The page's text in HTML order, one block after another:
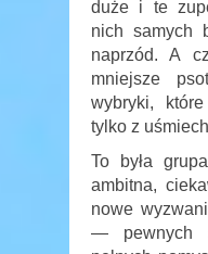
duże i te
nich samych
naprzód. A
mniejsze
wybryki,
tylko z
To była
ambitna,
nowe
— pewnych